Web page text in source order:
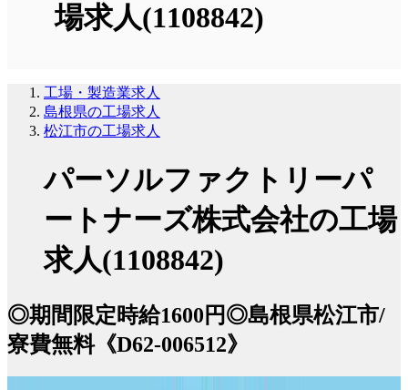
場求人(1108842)
工場・製造業求人
島根県の工場求人
松江市の工場求人
パーソルファクトリーパ
ートナーズ株式会社の工場
求人(1108842)
◎期間限定時給1600円◎島根県松江市/
寮費無料《D62-006512》